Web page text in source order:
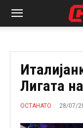
Лигата
ОСТАНАТО 28/07/